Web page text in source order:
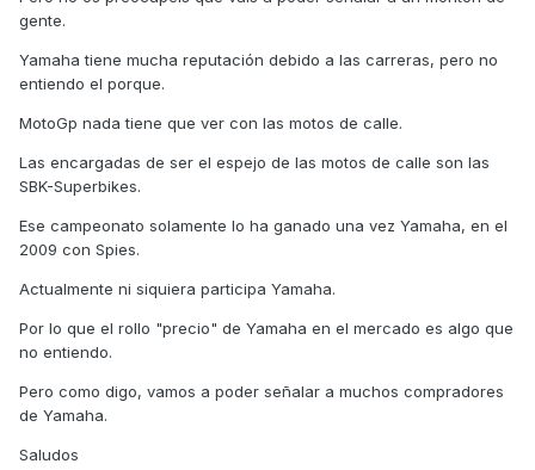
gente.
Yamaha tiene mucha reputación debido a las carreras, pero no
entiendo el porque.
MotoGp nada tiene que ver con las motos de calle.
Las encargadas de ser el espejo de las motos de calle son las
SBK-Superbikes.
Ese campeonato solamente lo ha ganado una vez Yamaha, en el
2009 con Spies.
Actualmente ni siquiera participa Yamaha.
Por lo que el rollo "precio" de Yamaha en el mercado es algo que
no entiendo.
Pero como digo, vamos a poder señalar a muchos compradores
de Yamaha.
Saludos